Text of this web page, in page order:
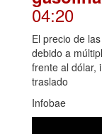
04:20
El precio de
debido a
frente al dólar,
traslado
Infobae